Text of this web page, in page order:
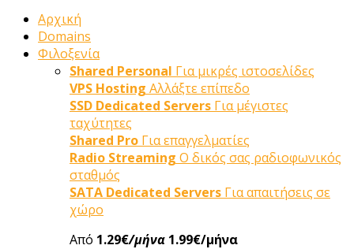
Αρχική
Domains
Φιλοξενία
Shared Personal Για μικρές ιστοσελίδες
VPS Hosting Αλλάξτε επίπεδο
SSD Dedicated Servers Για μέγιστες
ταχύτητες
Shared Pro Για επαγγελματίες
Radio Streaming Ο δικός σας ραδιοφωνικός
σταθμός
SATA Dedicated Servers Για απαιτήσεις σε
χώρο
Από 1.29€/μήνα 1.99€/μήνα